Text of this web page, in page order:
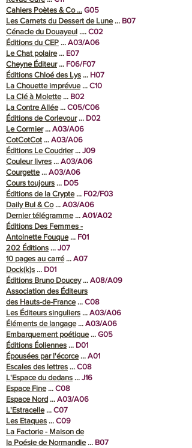
Cahiers Poètes & Co … G05
Les Carnets du Dessert de Lune... B07
Cénacle du Douayeul …. C02
Éditions du CEP … A03/A06
Le Chat polaire… E07
Cheyne Éditeur… F06/F07
Éditions Chloé des Lys ... H07
La Chouette imprévue… C10
La Clé à Molette… B02
La Contre Allée… C05/C06
Éditions de Corlevour… D02
Le Cormier… A03/A06
CotCotCot… A03/A06
Éditions Le Coudrier… J09
Couleur livres … A03/A06
Courgette… A03/A06
Cours toujours ... D05
Éditions de la Crypte... F02/F03
Daily Bul & Co… A03/A06
Dernier télégramme... A01/A02
Éditions Des Femmes -
Antoinette Fouque… F01
202 Éditions … J07
10 pages au carré… A07
Dock(k)s … D01
Éditions Bruno Doucey... A08/A09
Association des Éditeurs
des Hauts-de-France... C08
Les Éditeurs singuliers … A03/A06
Éléments de langage… A03/A06
Embarquement poétique... G05
Éditions Éoliennes … D01
Épousées par l'écorce… A01
Escales des lettres … C08
L'Espace du dedans … J16
Espace Fine… C08
Espace Nord … A03/A06
L'Estracelle… C07
Les Etaques … C09
La Factorie - Maison de
la Poésie de Normandie… B07